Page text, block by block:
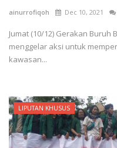
ainurrofiqoh Dec 10, 2021
Jumat (10/12) Gerakan Buruh
menggelar aksi untuk
kawasan...
LIPUTAN KHUSUS